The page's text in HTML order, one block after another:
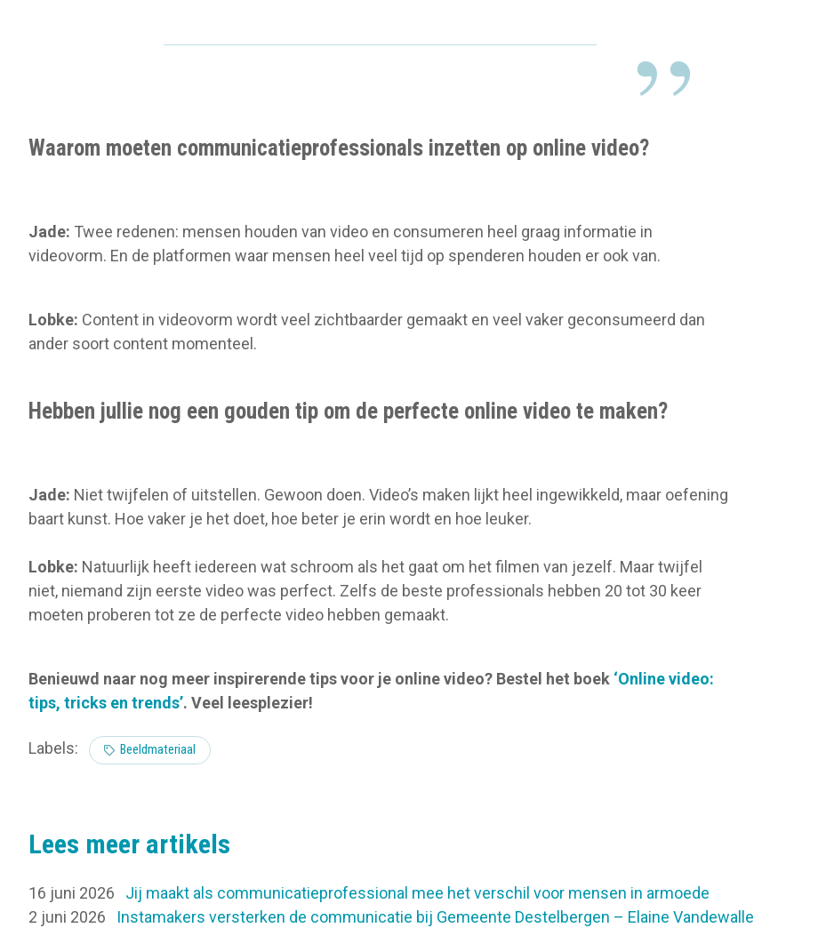
Waarom moeten communicatieprofessionals inzetten op online video?
Jade: Twee redenen: mensen houden van video en consumeren heel graag informatie in
videovorm. En de platformen waar mensen heel veel tijd op spenderen houden er ook van.
Lobke: Content in videovorm wordt veel zichtbaarder gemaakt en veel vaker geconsumeerd dan
ander soort content momenteel.
Hebben jullie nog een gouden tip om de perfecte online video te maken?
Jade: Niet twijfelen of uitstellen. Gewoon doen. Video’s maken lijkt heel ingewikkeld, maar oefening
baart kunst. Hoe vaker je het doet, hoe beter je erin wordt en hoe leuker.
Lobke: Natuurlijk heeft iedereen wat schroom als het gaat om het filmen van jezelf. Maar twijfel
niet, niemand zijn eerste video was perfect. Zelfs de beste professionals hebben 20 tot 30 keer
moeten proberen tot ze de perfecte video hebben gemaakt.
Benieuwd naar nog meer inspirerende tips voor je online video? Bestel het boek ‘Online video:
tips, tricks en trends’. Veel leesplezier!
Labels: Beeldmateriaal
Lees meer artikels
16 juni 2026
Jij maakt als communicatieprofessional mee het verschil voor mensen in armoede
2 juni 2026
Instamakers versterken de communicatie bij Gemeente Destelbergen – Elaine Vandewalle